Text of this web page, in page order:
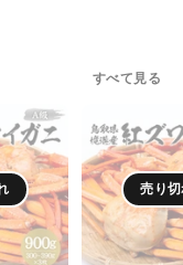
すべて見る
取/
境
港】
ボ
イ
ル
売り